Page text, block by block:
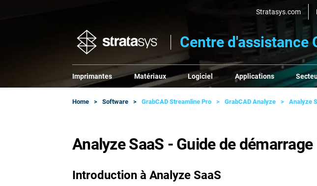
Stratasys.com
Centre d'assistance
Imprimantes Matériaux Logiciel Applications
Home Software GrabCAD Streamline Pro GrabCAD Analyze Analyze
Analyze SaaS - Guide de
Introduction à Analyze SaaS